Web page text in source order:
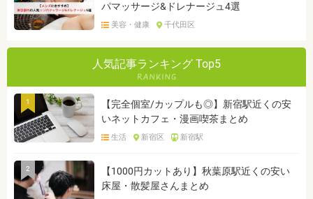
パマッサージ&ドレナージュ4選
美容・健康 千代田区
人気記事ランキング Top5
1
【完全個室/カップルも◎】新宿駅近くの安
いネットカフェ・漫画喫茶まとめ
生活 新宿区 新宿駅
2
【1000円カットあり】秋葉原駅近くの安い
床屋・散髪屋さんまとめ